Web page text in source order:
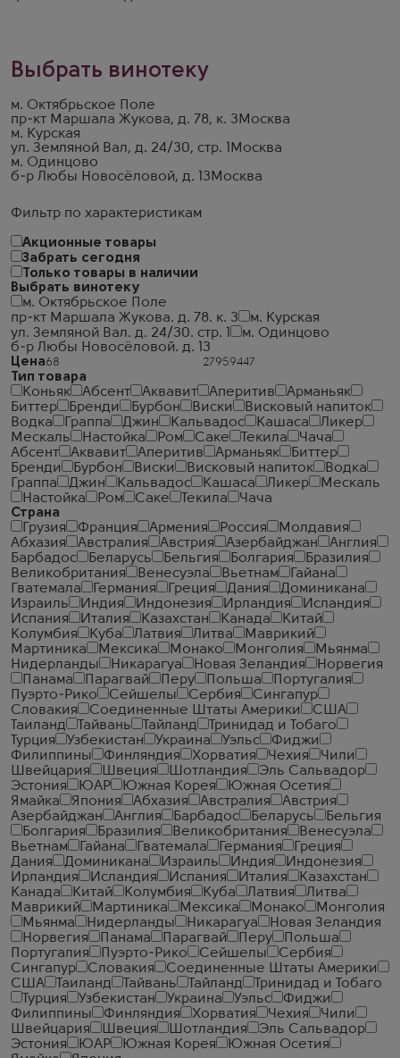
Фильтр по характеристикам
Акционные товары
Забрать сегодня
Только товары в наличии
Выбрать винотеку
м. Октябрьское Поле
пр-кт Маршала Жукова. д. 78. к. 3
м. Курская
ул. Земляной Вал. д. 24/30. стр. 1
м. Одинцово
б-р Любы Новосёловой. д. 13
Цена
Тип товара
Коньяк
Абсент Аквавит Аперитив
Арманьяк
Биттер
Бренди Бурбон Виски
Висковый напиток
Водка
Граппа Джин Кальвадос Кашаса
Ликер
Мескаль
Настойка Ром Саке Текила
Чача
Абсент
Аквавит Аперитив Арманьяк
Биттер
Бренди
Бурбон Виски Висковый напиток
Водка
Граппа
Джин Кальвадос Кашаса Ликер
Мескаль
Настойка
Ром Саке Текила
Чача
Страна
Грузия
Франция Армения Россия
Молдавия
Абхазия
Австралия Австрия Азербайджан
Англия
Барбадос
Беларусь Бельгия Болгария
Бразилия
Великобритания
Венесуэла Вьетнам
Гайана
Гватемала
Германия Греция Дания
Доминикана
Израиль
Индия Индонезия Ирландия
Исландия
Испания
Италия Казахстан Канада
Китай
Колумбия
Куба Латвия Литва
Маврикий
Мартиника
Мексика Монако Монголия
Мьянма
Нидерланды
Никарагуа Новая Зеландия
Норвегия
Панама
Парагвай Перу Польша
Португалия
Пуэрто-Рико
Сейшелы Сербия
Сингапур
Словакия
Соединенные Штаты Америки
США
Таиланд
Тайвань Тайланд
Тринидад и Тобаго
Турция
Узбекистан Украина Уэльс
Фиджи
Филиппины
Финляндия Хорватия Чехия
Чили
Швейцария
Швеция Шотландия
Эль Сальвадор
Эстония
ЮАР Южная Корея
Южная Осетия
Ямайка
Япония Абхазия Австралия
Австрия
Азербайджан
Англия Барбадос Беларусь
Бельгия
Болгария
Бразилия Великобритания
Венесуэла
Вьетнам
Гайана Гватемала Германия
Греция
Дания
Доминикана Израиль Индия
Индонезия
Ирландия
Исландия Испания Италия
Казахстан
Канада
Китай Колумбия Куба Латвия
Литва
Маврикий
Мартиника Мексика Монако
Монголия
Мьянма
Нидерланды Никарагуа
Новая Зеландия
Норвегия
Панама Парагвай Перу
Польша
Португалия
Пуэрто-Рико Сейшелы
Сербия
Сингапур
Словакия
Соединенные Штаты Америки
США
Таиланд Тайвань Тайланд
Тринидад и Тобаго
Турция
Узбекистан Украина Уэльс
Фиджи
Филиппины
Финляндия Хорватия Чехия
Чили
Швейцария
Швеция Шотландия
Эль Сальвадор
Эстония
ЮАР Южная Корея
Южная Осетия
Выбрать винотеку
м. Октябрьское Поле
пр-кт Маршала Жукова, д. 78, к. 3 Москва
м. Курская
ул. Земляной Вал, д. 24/30, стр. 1
Москва
м. Одинцово
б-р Любы Новосёловой, д. 13 Москва